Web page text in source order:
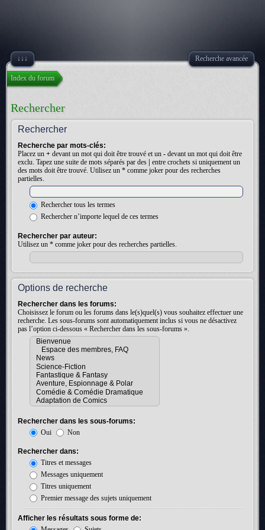
↓↓↓ Recherche avancée
Index du forum
Rechercher
Rechercher
Recherche par mots-clés:
Placez un + devant un mot qui doit être trouvé et un - devant un mot qui doit être
exclu. Tapez une suite de mots séparés par des
entre crochets si uniquement un
des mots doit être trouvé. Utilisez un * comme joker pour des recherches
partielles.
Rechercher tous les termes
Rechercher n’importe lequel de ces termes
Rechercher par auteur:
Utilisez un * comme joker pour des recherches partielles.
Options de recherche
Rechercher dans les forums:
Choisissez le forum ou les forums dans le(s)quel(s) vous souhaitez effectuer une
recherche. Les sous-forums sont automatiquement inclus si vous ne désactivez
pas l’option ci-dessous « Rechercher dans les sous-forums ».
Rechercher dans les sous-forums:
Oui
Non
Rechercher dans:
Titres et messages
Messages uniquement
Titres uniquement
Premier message des sujets uniquement
Afficher les résultats sous forme de: